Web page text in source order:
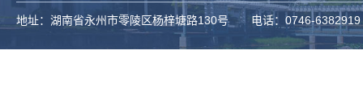
地址：湖南省永州市零陵区杨梓塘路130号 电话：0746-